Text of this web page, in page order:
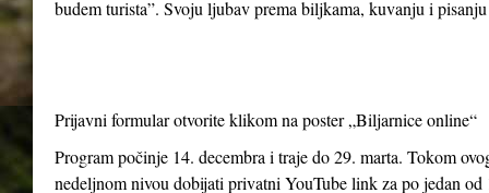
budem turista”. Svoju ljubav prema biljkama, kuvanju i
Prijavni formular otvorite klikom na poster „Biljarnice online“
Program počinje 14. decembra i traje do 29. marta. Tokom
nedeljnom nivou dobijati privatni YouTube link za po jedan